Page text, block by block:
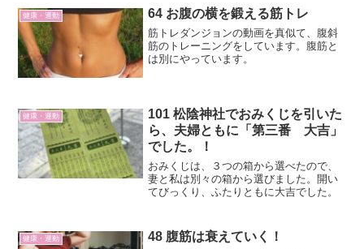
ためウォーキングをしていて、今日がそ
の日だったからです。...
健康・運動 64 お腹の横を鍛える筋トレ
筋トレダンジョンの動画を真似て、腹斜
筋のトレーニングをしています。腹筋と
は別にやっています。
健康・運動
101 松陰神社でおみくじを引いた
ら、夫婦ともに「第三番 大吉」
でした。！
おみくじは、３つの箱から選べたので、
妻と私は別々の箱から選びました。開い
てびっくり、ふたりともに大吉でした。
健康・運動 48 腹筋は衰えていく！